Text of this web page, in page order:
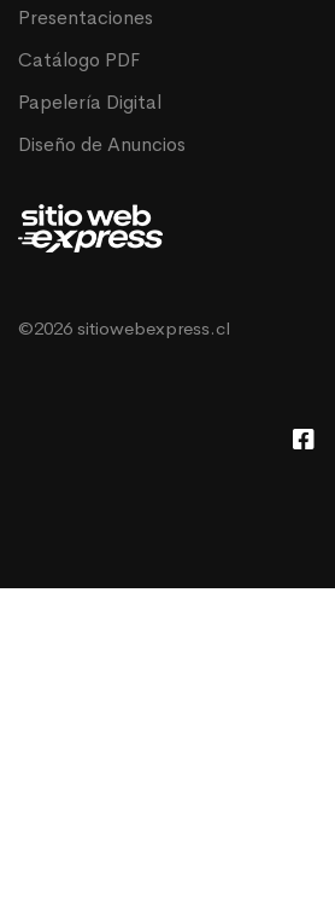
Presentaciones
Catálogo PDF
Papelería Digital
Diseño de Anuncios
©2026 sitiowebexpress.cl